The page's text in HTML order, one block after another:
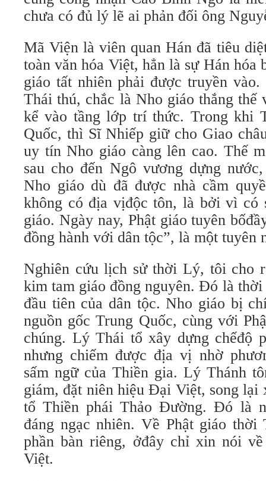
chưa có đủ lý lẽ ai phản đối ông
Mã Viện là viên quan Hán đã tiêu
toàn văn hóa Việt, hẳn là sự Hán hóa
giáo tất nhiên phải được truyền
Thái thú, chắc là Nho giáo thắng thế
kể vào tầng lớp trí thức. Trong khi
Quốc, thì Sĩ Nhiếp giữ cho Giao
uy tín Nho giáo càng lên cao. Thế
sau cho đến Ngô vương dựng
Nho giáo dù đã được nhà cầm
không có địa vịđộc tôn, là bởi vì có
giáo. Ngày nay, Phật giáo tuyên
đồng hành với dân tộc”, là một tuyên
Nghiên cứu lịch sử thời Lý, tôi cho
kim tam giáo đồng nguyên. Đó là
đầu tiên của dân tộc. Nho giáo bị
nguồn gốc Trung Quốc, cùng với
chúng. Lý Thái tổ xây dựng chếđộ
nhưng chiếm được địa vị nhờ
sấm ngữ của Thiền gia. Lý Thánh
giám, đặt niên hiệu Đại Việt, song lại
tổ Thiền phái Thảo Đường. Đó là
đáng ngạc nhiên. Về Phật giáo thời
phần bàn riêng, ởđây chỉ xin nói
Việt.